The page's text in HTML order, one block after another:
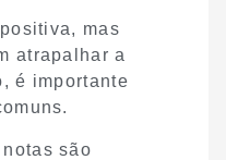
mas
atrapalhar a
é importante
notas são